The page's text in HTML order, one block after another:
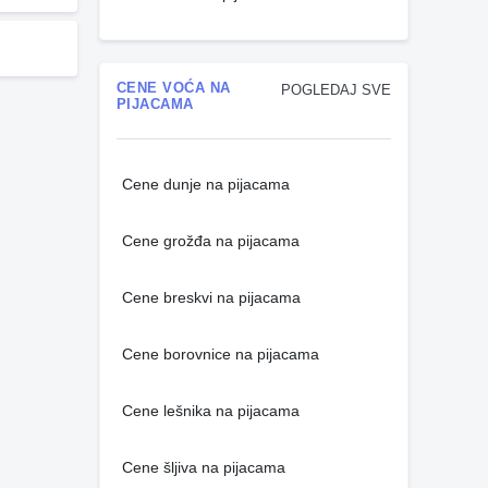
POGLEDAJ SVE
CENE VOĆA NA
PIJACAMA
Cene dunje na pijacama
Cene grožđa na pijacama
Cene breskvi na pijacama
Cene borovnice na pijacama
Cene lešnika na pijacama
Cene šljiva na pijacama